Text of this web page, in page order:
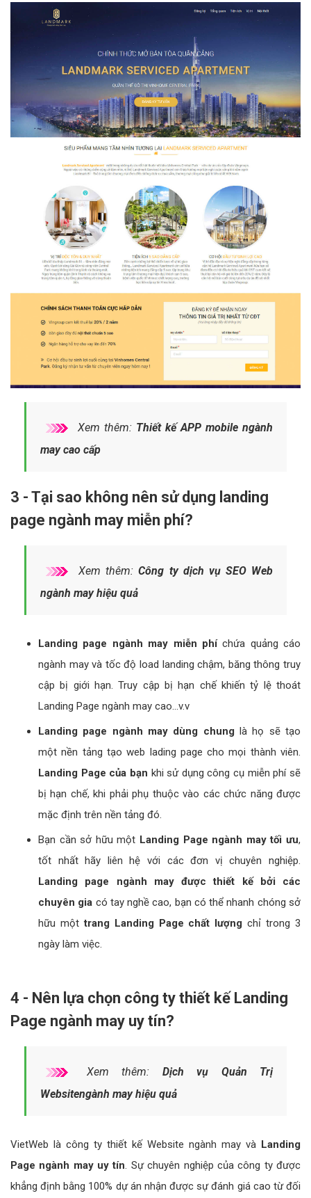
Xem thêm: Thiết kế APP mobile ngành
may cao cấp
3 - Tại sao không nên sử dụng landing
page ngành may miễn phí?
Xem thêm:Công ty dịch vụ SEO Web
ngành may hiệu quả
Landing page ngành may miễn phíchứa quảng cáo
ngành may và tốc độ load landing chậm, băng thông truy
cập bị giới hạn. Truy cập bị hạn chế khiến tỷ lệ thoát
Landing Page ngành may cao...v.v
Landing page ngành may dùng chung là họ sẽ tạo
một nền tảng tạo web lading page cho mọi thành viên.
Landing Page của bạn khi sử dụng công cụ miễn phí sẽ
bị hạn chế, khi phải phụ thuộc vào các chức năng được
mặc định trên nền tảng đó.
Bạn cần sở hữu một Landing Page ngành may tối ưu,
tốt nhất hãy liên hệ với các đơn vị chuyên nghiệp.
Landing page ngành may được thiết kế bởi các
chuyên gia có tay nghề cao, bạn có thể nhanh chóng sở
hữu mộttrang Landing Page chất lượng chỉ trong 3
ngày làm việc.
4 - Nên lựa chọn công ty thiết kế Landing
Page ngành may uy tín?
Xem thêm: Dịch vụ Quản Trị
Websitengành may hiệu quả
VietWeb là công ty thiết kế Website ngành may và Landing
Page ngành may uy tín. Sự chuyên nghiệp của công ty được
khẳng định bằng 100% dự án nhận được sự đánh giá cao từ đối